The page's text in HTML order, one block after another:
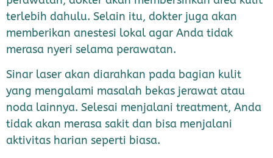
terlebih dahulu. Selain itu, dokter juga akan
memberikan anestesi lokal agar Anda tidak
merasa nyeri selama perawatan.
Sinar laser akan diarahkan pada bagian kulit
yang mengalami masalah bekas jerawat atau
noda lainnya. Selesai menjalani treatment, Anda
tidak akan merasa sakit dan bisa menjalani
aktivitas harian seperti biasa.